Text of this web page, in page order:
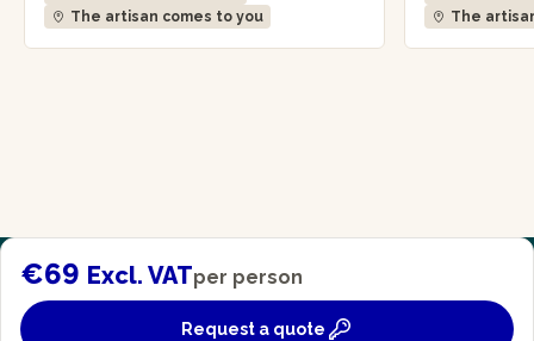
The artisan comes to you
The
€69 Excl. VATper person
Request a quote